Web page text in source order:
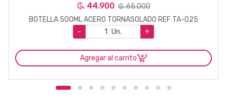
₲. 44.900 ₲. 65.000
BOTELLA 500ML ACERO TORNASOLADO REF TA-025
-
Un. +
Agregar al carrito